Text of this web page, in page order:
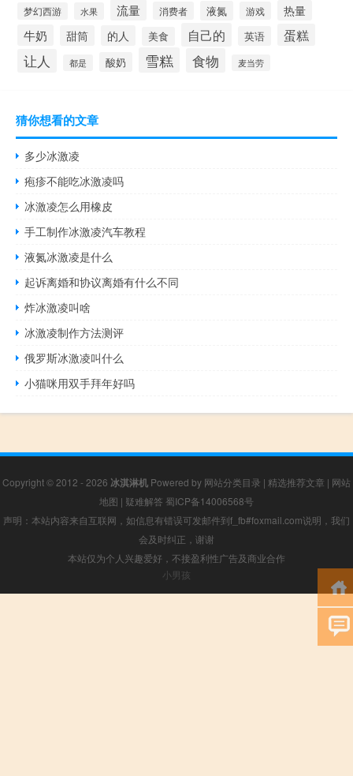
梦幻西游 水果 流量 消费者 液氮 游戏 热量
牛奶 甜筒 的人 美食 自己的 英语 蛋糕
让人 都是 酸奶 雪糕 食物 麦当劳
猜你想看的文章
多少冰激凌
疱疹不能吃冰激凌吗
冰激凌怎么用橡皮
手工制作冰激凌汽车教程
液氮冰激凌是什么
起诉离婚和协议离婚有什么不同
炸冰激凌叫啥
冰激凌制作方法测评
俄罗斯冰激凌叫什么
小猫咪用双手拜年好吗
Copyright © 2012 - 2026 冰淇淋机 Powered by 网站分类目录 | 精选推荐文章 | 网站
地图 | 疑难解答 蜀ICP备14006568号
声明：本站内容来自互联网，如信息有错误可发邮件到f_fb#foxmail.com说明，我们
会及时纠正，谢谢
本站仅为个人兴趣爱好，不接盈利性广告及商业合作
小男孩